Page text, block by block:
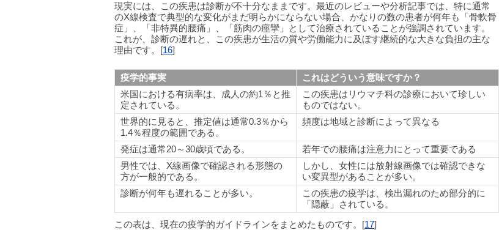
現実には、この疾患は診断が不十分なままです。最近のレビューや分析記事では、特に通常
のX線検査で典型的な変化がまだ明らかにならない場合、かなりの数の患者が何年も「骨軟骨
症」、「非特異的腰痛」、「筋肉の痙攣」として治療されていることが強調されています。
これが、診断の遅れと、この疾患が生活の質や労働能力に及ぼす継続的な大きな負担の主な
理由です。[16]
疫学的事実
これはどういう意味ですか？
米国における有病率は、成人の約1％と推
定されている。
この疾患はリウマチ科の診療において珍しい
ものではない。
世界的に見ると、推定値は通常0.3％から
1.4％程度の範囲である。
頻度は地域と診断によって異なる
発症は通常20～30歳頃である。
若年での腰痛は注意力にとって重要である
男性では、X線画像で確認される形態の
方が一般的である。
しかし、女性には放射線画像では確認できな
い変異型があることが多い。
診断が何年も遅れることが多い。
この疾患の疫学は、検出漏れのため部分的に
「隠蔽」されている。
この表は、現在の疫学的ガイドラインをまとめたものです。[17]